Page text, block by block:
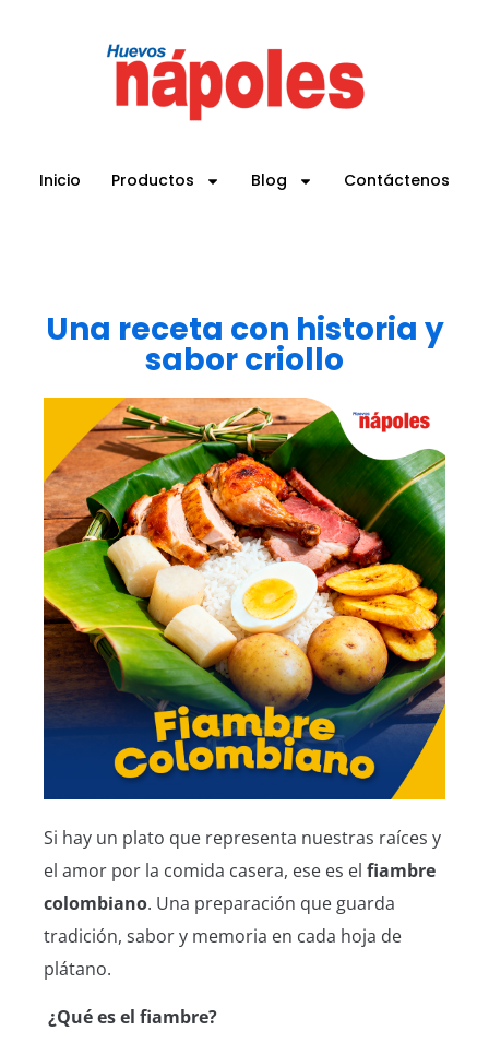
Inicio Productos Blog Contáctenos
Una receta con historia y
sabor criollo
Si hay un plato que representa nuestras raíces y
el amor por la comida casera, ese es el fiambre
colombiano. Una preparación que guarda
tradición, sabor y memoria en cada hoja de
plátano.
️ ¿Qué es el fiambre?